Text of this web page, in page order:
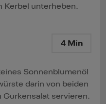
Kerbel unterheben.
4 Min
Sonnenblumenöl
darin von beiden
Gurkensalat servieren.